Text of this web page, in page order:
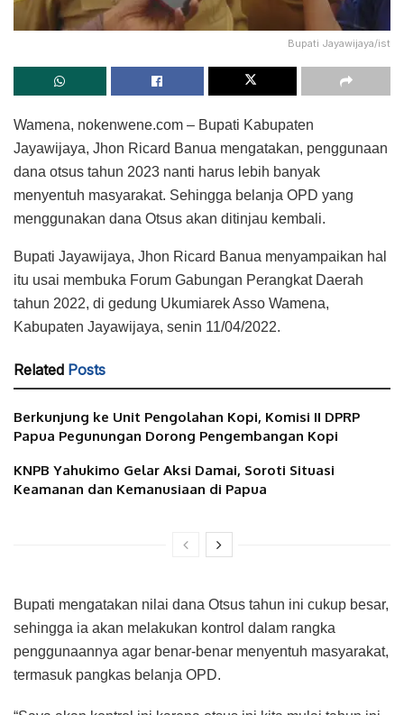
Bupati Jayawijaya/ist
Wamena, nokenwene.com – Bupati Kabupaten
Jayawijaya, Jhon Ricard Banua mengatakan, penggunaan
dana otsus tahun 2023 nanti harus lebih banyak
menyentuh masyarakat. Sehingga belanja OPD yang
menggunakan dana Otsus akan ditinjau kembali.
Bupati Jayawijaya, Jhon Ricard Banua menyampaikan hal
itu usai membuka Forum Gabungan Perangkat Daerah
tahun 2022, di gedung Ukumiarek Asso Wamena,
Kabupaten Jayawijaya, senin 11/04/2022.
Related Posts
Berkunjung ke Unit Pengolahan Kopi, Komisi II DPRP
Papua Pegunungan Dorong Pengembangan Kopi
KNPB Yahukimo Gelar Aksi Damai, Soroti Situasi
Keamanan dan Kemanusiaan di Papua
Bupati mengatakan nilai dana Otsus tahun ini cukup besar,
sehingga ia akan melakukan kontrol dalam rangka
penggunaannya agar benar-benar menyentuh masyarakat,
termasuk pangkas belanja OPD.